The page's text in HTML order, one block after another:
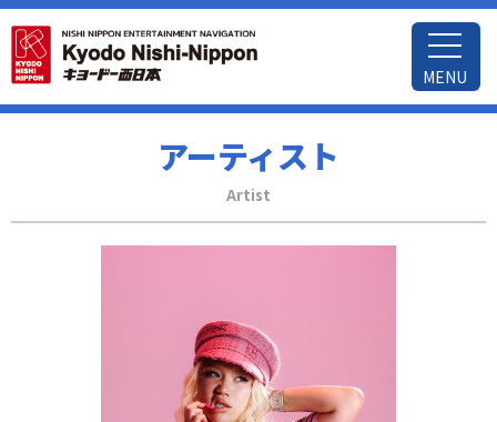
MENU
アーティスト
Artist